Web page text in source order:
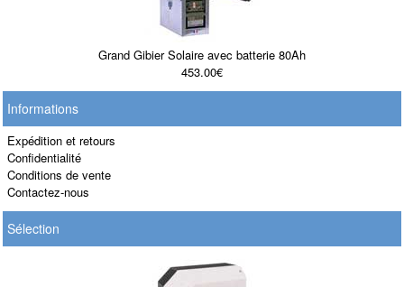
Grand Gibier Solaire avec batterie 80Ah
453.00€
Informations
Expédition et retours
Confidentialité
Conditions de vente
Contactez-nous
Sélection